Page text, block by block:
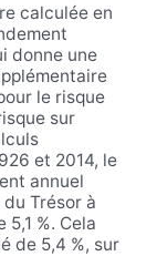
calculée en
donne une
le risque
sur
et 2014, le
annuel
Trésor à
%. Cela
de 5,4 %, sur